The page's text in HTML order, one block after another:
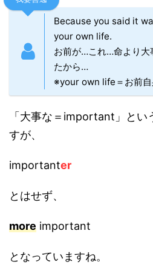
Because you said it
your own life.
お前が…これ…命より大
たから…
※your own life＝お前自
「大事な＝important」とい
すが、
importanter
とはせず、
more important
となっていますね。